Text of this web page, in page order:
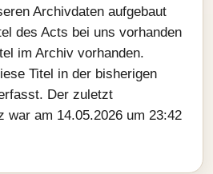
Archivdaten aufgebaut
des Acts bei uns vorhanden
im Archiv vorhanden.
Titel in der bisherigen
Der zuletzt
war am 14.05.2026 um 23:42